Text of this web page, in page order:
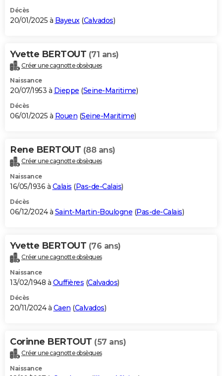
Décès
20/01/2025 à Bayeux (Calvados)
Yvette BERTOUT (71 ans)
Créer une cagnotte obsèques
Naissance
20/07/1953 à Dieppe (Seine-Maritime)
Décès
06/01/2025 à Rouen (Seine-Maritime)
Rene BERTOUT (88 ans)
Créer une cagnotte obsèques
Naissance
16/05/1936 à Calais (Pas-de-Calais)
Décès
06/12/2024 à Saint-Martin-Boulogne (Pas-de-Calais)
Yvette BERTOUT (76 ans)
Créer une cagnotte obsèques
Naissance
13/02/1948 à Ouffières (Calvados)
Décès
20/11/2024 à Caen (Calvados)
Corinne BERTOUT (57 ans)
Créer une cagnotte obsèques
Naissance